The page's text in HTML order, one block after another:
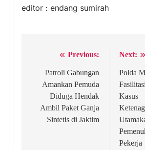
editor : endang sumirah
navigation
Previous:
Patroli Gabungan
Amankan Pemuda
Diduga Hendak
Ambil Paket Ganja
Sintetis di Jaktim
Next:
Polda
Kasus
Pekerja